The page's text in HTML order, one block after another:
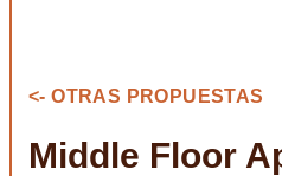
<- OTRAS PROPUESTAS
Middle Floor